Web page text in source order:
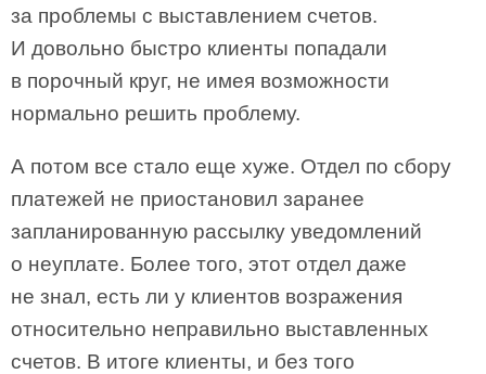
за проблемы с выставлением счетов.
И довольно быстро клиенты попадали
в порочный круг, не имея возможности
нормально решить проблему.
А потом все стало еще хуже. Отдел по сбору
платежей не приостановил заранее
запланированную рассылку уведомлений
о неуплате. Более того, этот отдел даже
не знал, есть ли у клиентов возражения
относительно неправильно выставленных
счетов. В итоге клиенты, и без того